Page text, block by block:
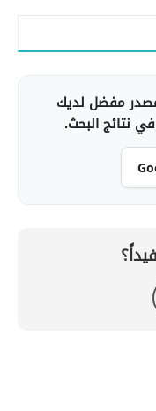
مفضل لديك
نتائج البحث.